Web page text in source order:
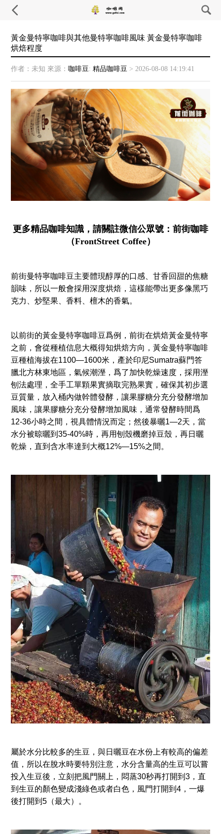
黃金曼特寧咖啡與其他曼特寧咖啡風味 黃金曼特寧咖啡
烘焙程度
作者：未知 來源：咖啡豆:精品咖啡豆 >2026-08-08 14:19:41
更多精品咖啡知識，請關註微信公眾號：前街咖啡
（FrontStreet Coffee）
前街曼特寧咖啡豆主要體現醇厚的口感、甘香回甜的焦糖
韻味，所以一般會採用深度烘焙，這樣能帶出更多像黑巧
克力、炒堅果、香料、檀木的香氣。
以前街的黃金曼特寧咖啡豆爲例，前街在烘焙黃金曼特寧
之前，會從種植信息大概得知烘焙方向，黃金曼特寧咖啡
豆種植海拔在1100—1600米，產於印尼Sumatra蘇門答
臘北方林東地區，氣候潮溼，爲了加快乾燥速度，採用溼
刨法處理，全手工單顆果實摘取完熟果實，確保其初步選
豆質量，放入桶內做幹體發酵，讓果膠糖分充分發酵增加
風味，讓果膠糖分充分發酵增加風味，通常發酵時間爲
12-36小時之間，視具體情況而定；然後暴曬1—2天，當
水分被晾曬到35-40%時，再用刨殼機磨掉豆殼，再日曬
乾燥，直到含水率達到大概12%—15%之間。
屬於水分比較多的生豆，與日曬豆在水份上有較高的偏差
值，所以在脫水時要特別注意，水分含量高的生豆可以嘗
投入生豆後，立刻把風門關上，悶蒸30秒再打開到3，直
到生豆的顏色變成淺綠色或者白色，風門打開到4，一爆
後打開到5（最大）。